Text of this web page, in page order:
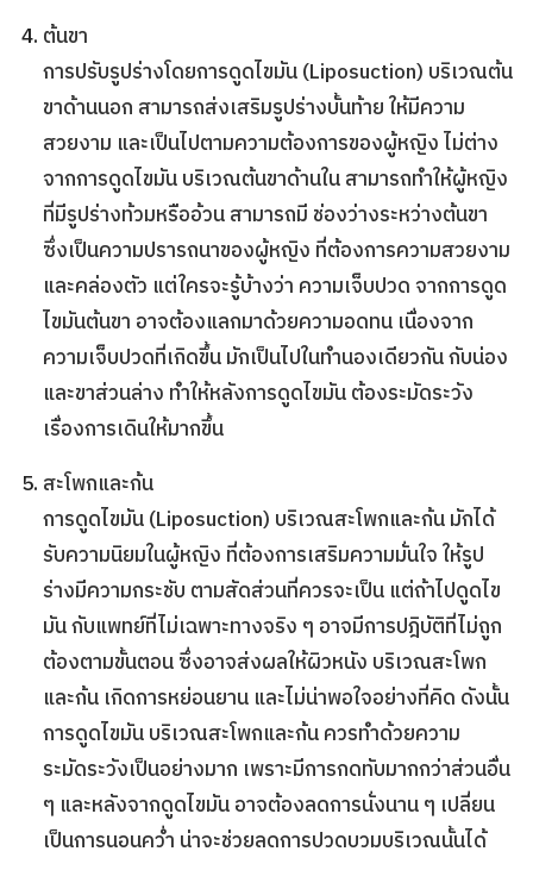
ต้นขา
การปรับรูปร่างโดยการดูดไขมัน(Liposuction) บริเวณต้น
ขาด้านนอก สามารถส่งเสริมรูปร่างบั้นท้าย ให้มีความ
สวยงาม และเป็นไปตามความต้องการของผู้หญิง ไม่ต่าง
จากการดูดไขมัน บริเวณต้นขาด้านใน สามารถทำให้ผู้หญิง
ที่มีรูปร่างท้วมหรืออ้วน สามารถมี ช่องว่างระหว่างต้นขา
ซึ่งเป็นความปรารถนาของผู้หญิง ที่ต้องการความสวยงาม
และคล่องตัว แต่ใครจะรู้บ้างว่า ความเจ็บปวด จากการดูด
ไขมันต้นขา อาจต้องแลกมาด้วยความอดทน เนื่องจาก
ความเจ็บปวดที่เกิดขึ้น มักเป็นไปในทำนองเดียวกัน กับน่อง
และขาส่วนล่าง ทำให้หลังการดูดไขมัน ต้องระมัดระวัง
เรื่องการเดินให้มากขึ้น
สะโพกและก้น
การดูดไขมัน(Liposuction) บริเวณสะโพกและก้น มักได้
รับความนิยมในผู้หญิง ที่ต้องการเสริมความมั่นใจ ให้รูป
ร่างมีความกระชับ ตามสัดส่วนที่ควรจะเป็น แต่ถ้าไปดูดไข
มัน กับแพทย์ที่ไม่เฉพาะทางจริง ๆ อาจมีการปฎิบัติที่ไม่ถูก
ต้องตามขั้นตอน ซึ่งอาจส่งผลให้ผิวหนัง บริเวณสะโพก
และก้น เกิดการหย่อนยาน และไม่น่าพอใจอย่างที่คิด ดังนั้น
การดูดไขมัน บริเวณสะโพกและก้น ควรทําด้วยความ
ระมัดระวังเป็นอย่างมาก เพราะมีการกดทับมากกว่าส่วนอื่น
ๆ และหลังจากดูดไขมัน อาจต้องลดการนั่งนาน ๆ เปลี่ยน
เป็นการนอนคว่ำ น่าจะช่วยลดการปวดบวมบริเวณนั้นได้